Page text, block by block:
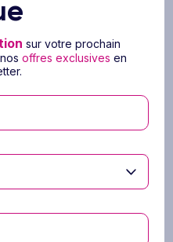
ans) s’applique pour
la chambre avec
les informations utiles
du pays que vous
sur votre prochain
nosoffres exclusives en